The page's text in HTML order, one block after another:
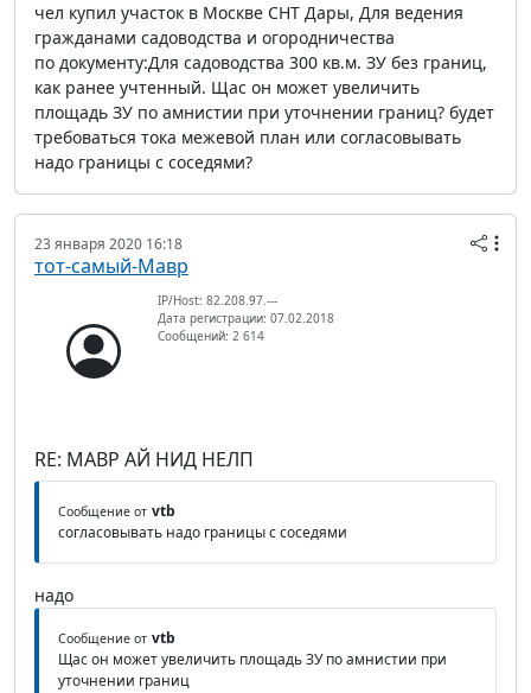
чел купил участок в Москве СНТ Дары, Для ведения
гражданами садоводства и огородничества
по документу:Для садоводства 300 кв.м. ЗУ без границ,
как ранее учтенный. Щас он может увеличить
площадь ЗУ по амнистии при уточнении границ? будет
требоваться тока межевой план или согласовывать
надо границы с соседями?
23 января 2020 16:18
тот-самый-Мавр
IP/Host: 82.208.97.---
Дата регистрации: 07.02.2018
Сообщений: 2 614
RE: МАВР АЙ НИД НЕЛП
Сообщение от vtb
согласовывать надо границы с соседями
надо
Сообщение от vtb
Щас он может увеличить площадь ЗУ по амнистии при
уточнении границ